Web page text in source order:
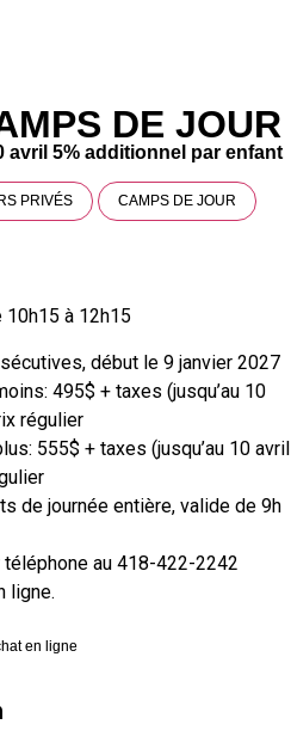
DE JOUR
avril 5% additionnel par enfant
PRIVÉS CAMPS DE JOUR
10h15 à 12h15
début le 9 janvier 2027
495$ + taxes (jusqu’au 10
régulier
555$ + taxes (jusqu’au 10 avril
de journée entière, valide de 9h
au 418-422-2242
ligne.
en ligne